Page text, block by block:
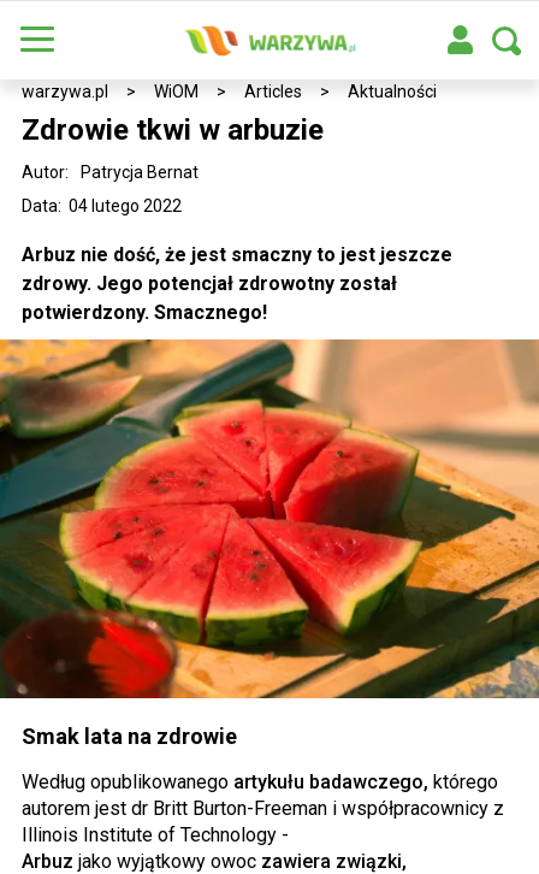
warzywa.pl > WiOM > Articles > Aktualności
Zdrowie tkwi w arbuzie
Data: 04 lutego 2022
Autor: Patrycja Bernat
Arbuz nie dość, że jest smaczny to jest jeszcze
zdrowy. Jego potencjał zdrowotny został
potwierdzony. Smacznego!
Smak lata na zdrowie
Według opublikowanego artykułu badawczego, którego
autorem jest dr Britt Burton-Freeman i współpracownicy z
Illinois Institute of Technology -
Arbuz jako wyjątkowy owoc zawiera związki,